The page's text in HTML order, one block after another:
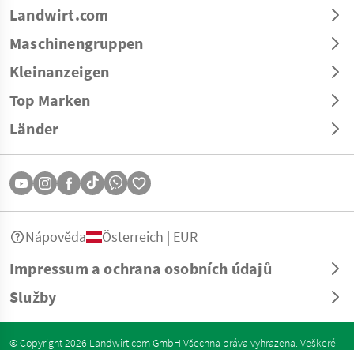
Landwirt.com
Maschinengruppen
Kleinanzeigen
Top Marken
Länder
Impressum a ochrana osobních údajů
Služby
Nápověda Österreich | EUR
© Copyright 2026 Landwirt.com GmbH Všechna práva vyhrazena. Veškeré